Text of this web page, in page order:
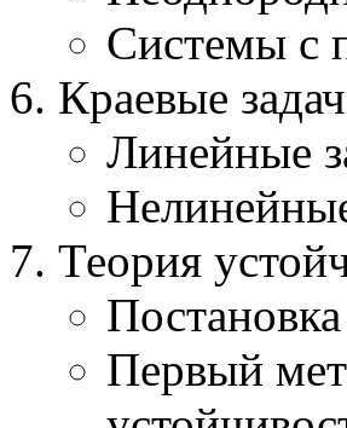
Системы с
Краевые
Линейные
Теория
Первый